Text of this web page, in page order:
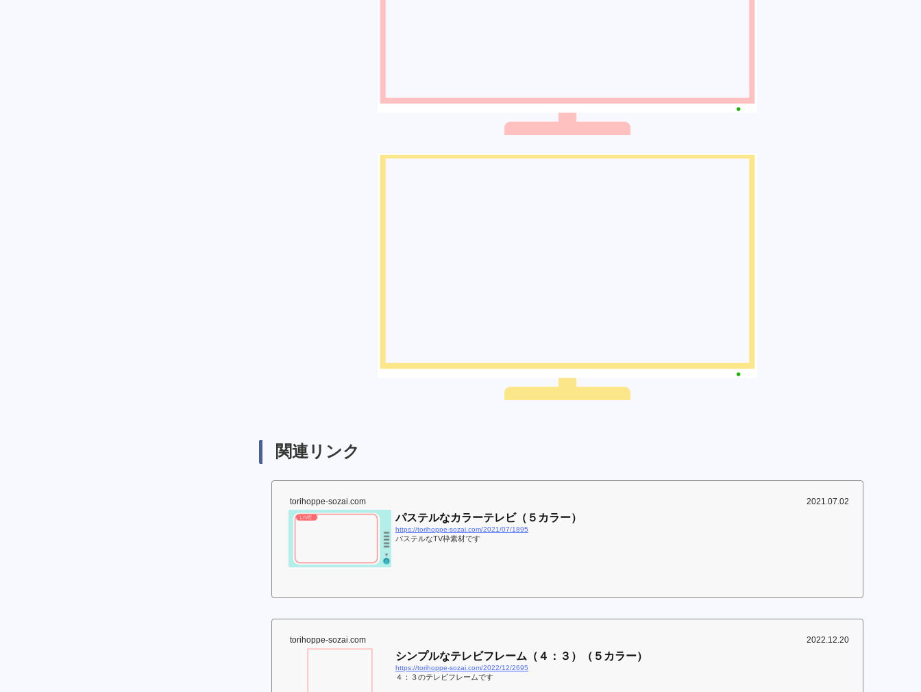
関連リンク
torihoppe-sozai.com 2021.07.02
パステルなカラーテレビ（５カラー）
https://torihoppe-sozai.com/2021/07/1895
パステルなTV枠素材です
torihoppe-sozai.com 2022.12.20
シンプルなテレビフレーム（４：３）（５カラー）
https://torihoppe-sozai.com/2022/12/2695
４：３のテレビフレームです